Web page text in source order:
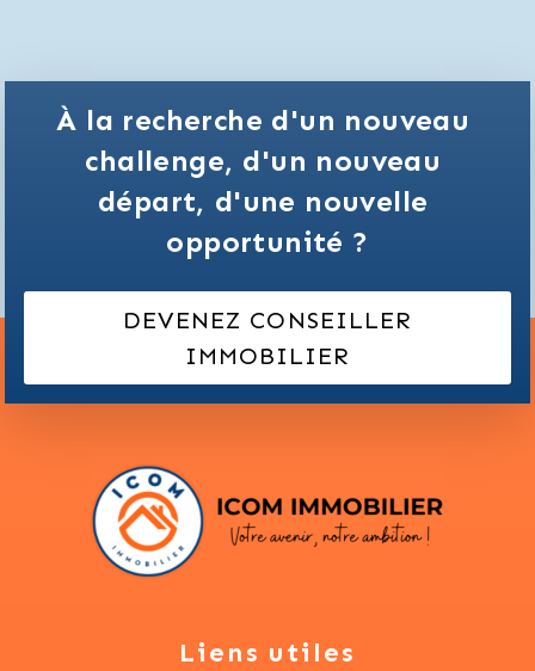
À la recherche d'un nouveau
challenge, d'un nouveau
départ, d'une nouvelle
opportunité ?
DEVENEZ CONSEILLER
IMMOBILIER
Liens utiles